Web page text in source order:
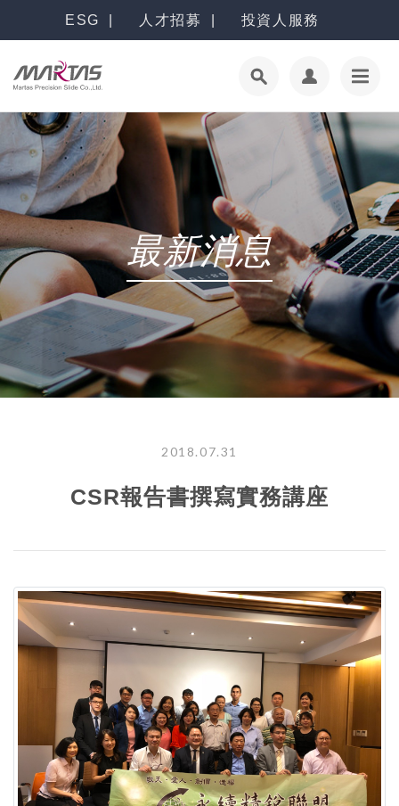
ESG 人才招募 投資人服務
最新消息
2018.07.31
CSR報告書撰寫實務講座